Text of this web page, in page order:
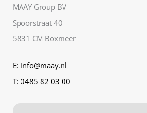
MAAY Group BV
Spoorstraat 40
5831 CM Boxmeer
E: info@maay.nl
T:0485 82 03 00